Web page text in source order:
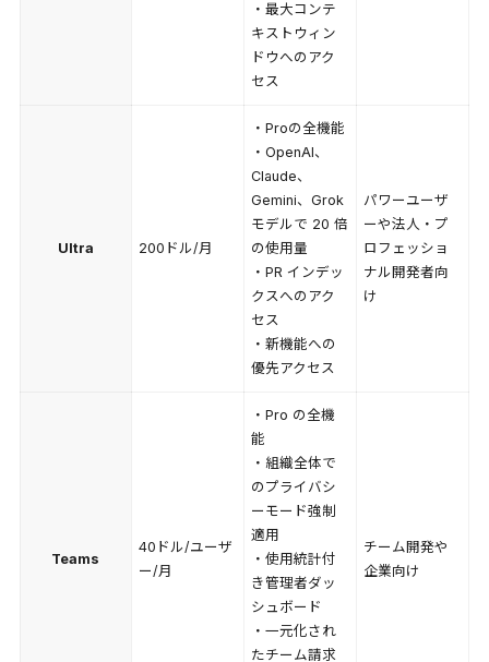
・最大コンテ
キストウィン
ドウへのアク
セス
Ultra 200ドル/月
・Proの全機能
・OpenAI、
Claude、
Gemini、Grok
モデルで 20 倍
の使用量
・PR インデッ
クスへのアク
セス
・新機能への
優先アクセス
パワーユーザ
ーや法人・プ
ロフェッショ
ナル開発者向
け
Teams
40ドル/ユーザ
ー/月
・Pro の全機
能
・組織全体で
のプライバシ
ーモード強制
適用
・使用統計付
き管理者ダッ
シュボード
・一元化され
たチーム請求
チーム開発や
企業向け